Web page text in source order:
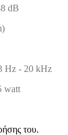
dB
Hz - 20 kHz
watt
του.